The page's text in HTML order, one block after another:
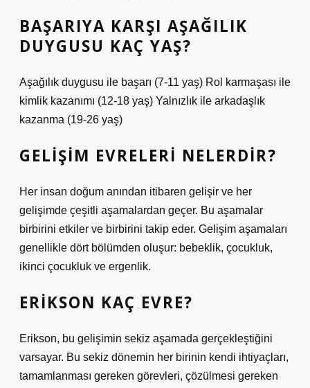
BAŞARIYA KARŞI AŞAĞILIK
DUYGUSU KAÇ YAŞ?
Aşağılık duygusu ile başarı (7-11 yaş) Rol karmaşası ile
kimlik kazanımı (12-18 yaş) Yalnızlık ile arkadaşlık
kazanma (19-26 yaş)
GELIŞIM EVRELERI NELERDIR?
Her insan doğum anından itibaren gelişir ve her
gelişimde çeşitli aşamalardan geçer. Bu aşamalar
birbirini etkiler ve birbirini takip eder. Gelişim aşamaları
genellikle dört bölümden oluşur: bebeklik, çocukluk,
ikinci çocukluk ve ergenlik.
ERIKSON KAÇ EVRE?
Erikson, bu gelişimin sekiz aşamada gerçekleştiğini
varsayar. Bu sekiz dönemin her birinin kendi ihtiyaçları,
tamamlanması gereken görevleri, çözülmesi gereken